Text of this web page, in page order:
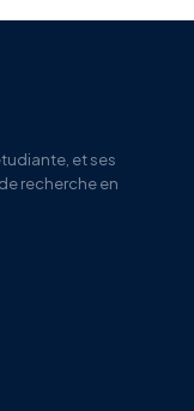
et ses
recherche en